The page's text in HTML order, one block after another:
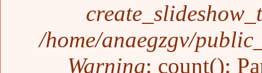
/home/anaegzgv/
Warning: count():